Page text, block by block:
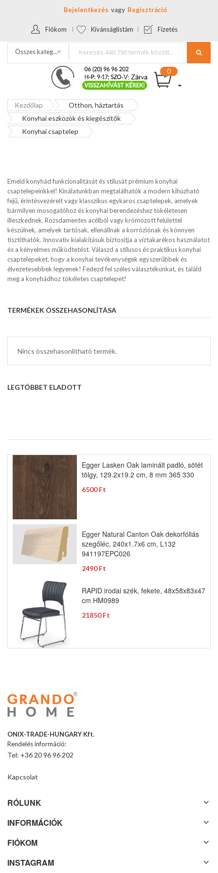
Bejelentkezés Regisztráció
Fiókom Kívánságlistám Fizetés
Összes kategória
Kezdőlap
Otthon, háztartás
Konyhai eszközök és kiegészítők
Konyhai csaptelep
Emeld konyhád funkcionalitását és stílusát prémium konyhai
csaptelepeinkkel! Kínálatunkban megtalálhatók a modern kihúzható
fejű, érintésvezérelt vagy klasszikus egykaros csaptelepek, amelyek
bármilyen mosogatóhoz és konyhai berendezéshez tökéletesen
illeszkednek. Rozsdamentes acélból vagy krómozott felülettel
készülnek, amelyek tartósak, ellenállnak a korróziónak és könnyen
tisztíthatók. Innovatív kialakításuk biztosítja a víztakarékos használatot
és a kényelmes működtetést. Válaszd a stílusos és praktikus konyhai
csaptelepeket, hogy a konyhai tevékenységek egyszerűbbek és
élvezetesebbek legyenek! Fedezd fel széles választékunkat, és találd
meg a konyhádhoz tökéletes csaptelepet!
TERMÉKEK ÖSSZEHASONLÍTÁSA
Nincs összehasonlítható termék.
LEGTÖBBET ELADOTT
Egger Lasken Oak laminált padló, sötét
tölgy, 129.2x19.2 cm, 8 mm 365 330
6500 Ft
Egger Natural Canton Oak dekorfóliás
szegőléc, 240x1.7x6 cm, L132
941197EPC026
2490 Ft
RAPID irodai szék, fekete, 48x58x83x47
cm HM0989
21850 Ft
ONIX-TRADE-HUNGARY Kft.
Rendelés információ:
Tel: +36 20 96 96 202
Kapcsolat
RÓLUNK
INFORMÁCIÓK
FIÓKOM
INSTAGRAM